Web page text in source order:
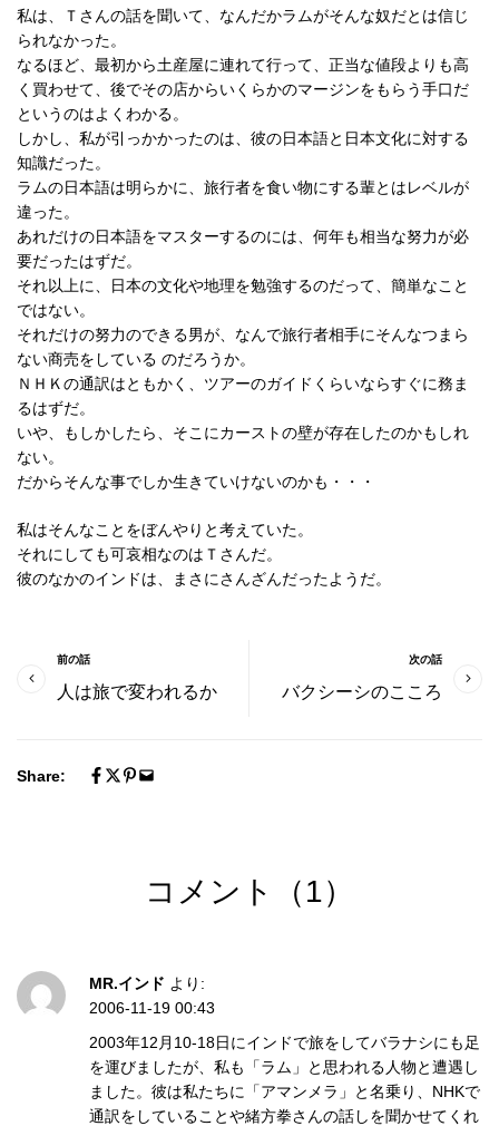
私は、Ｔさんの話を聞いて、なんだかラムがそんな奴だとは信じ
られなかった。
なるほど、最初から土産屋に連れて行って、正当な値段よりも高
く買わせて、後でその店からいくらかのマージンをもらう手口だ
というのはよくわかる。
しかし、私が引っかかったのは、彼の日本語と日本文化に対する
知識だった。
ラムの日本語は明らかに、旅行者を食い物にする輩とはレベルが
違った。
あれだけの日本語をマスターするのには、何年も相当な努力が必
要だったはずだ。
それ以上に、日本の文化や地理を勉強するのだって、簡単なこと
ではない。
それだけの努力のできる男が、なんで旅行者相手にそんなつまら
ない商売をしている のだろうか。
ＮＨＫの通訳はともかく、ツアーのガイドくらいならすぐに務ま
るはずだ。
いや、もしかしたら、そこにカーストの壁が存在したのかもしれ
ない。
だからそんな事でしか生きていけないのかも・・・
私はそんなことをぼんやりと考えていた。
それにしても可哀相なのはＴさんだ。
彼のなかのインドは、まさにさんざんだったようだ。
前の話
人は旅で変われるか
次の話
バクシーシのこころ
Share:
コメント（1）
MR.インド より:
2006-11-19 00:43
2003年12月10-18日にインドで旅をしてバラナシにも足
を運びましたが、私も「ラム」と思われる人物と遭遇し
ました。彼は私たちに「アマンメラ」と名乗り、NHKで
通訳をしていることや緒方拳さんの話しを聞かせてくれ